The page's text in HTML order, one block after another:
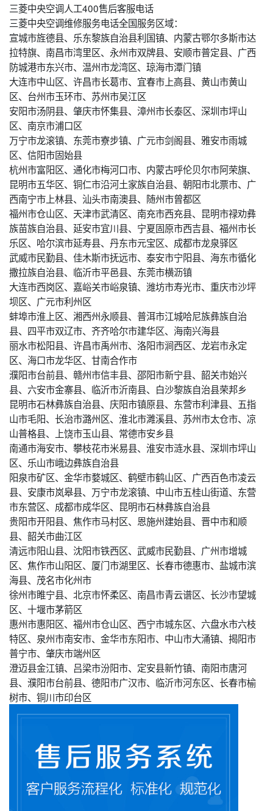
三菱中央空调人工400售后客服电话
三菱中央空调维修服务电话全国服务区域：
宣城市旌德县、乐东黎族自治县利国镇、内蒙古鄂尔多斯市达
拉特旗、南昌市湾里区、永州市双牌县、安顺市普定县、广西
防城港市东兴市、温州市龙湾区、琼海市潭门镇
大连市中山区、许昌市长葛市、宜春市上高县、黄山市黄山
区、台州市玉环市、苏州市吴江区
安阳市汤阴县、肇庆市怀集县、漳州市长泰区、深圳市坪山
区、南京市浦口区
万宁市龙滚镇、东莞市寮步镇、广元市剑阁县、雅安市雨城
区、信阳市固始县
杭州市富阳区、通化市梅河口市、内蒙古呼伦贝尔市阿荣旗、
昆明市五华区、铜仁市沿河土家族自治县、朝阳市北票市、广
西南宁市上林县、汕头市南澳县、随州市曾都区
福州市仓山区、天津市武清区、南充市西充县、昆明市禄劝彝
族苗族自治县、延安市宜川县、宁夏固原市西吉县、福州市长
乐区、哈尔滨市延寿县、丹东市元宝区、成都市龙泉驿区
武威市民勤县、佳木斯市抚远市、泰安市宁阳县、海东市循化
撒拉族自治县、临沂市平邑县、东莞市横沥镇
大连市西岗区、嘉峪关市峪泉镇、潍坊市寿光市、重庆市沙坪
坝区、广元市利州区
蚌埠市淮上区、湘西州永顺县、普洱市江城哈尼族彝族自治
县、四平市双辽市、齐齐哈尔市建华区、海南兴海县
丽水市松阳县、许昌市禹州市、洛阳市涧西区、龙岩市永定
区、海口市龙华区、甘南合作市
濮阳市台前县、赣州市信丰县、邵阳市新宁县、韶关市始兴
县、六安市金寨县、临沂市沂南县、白沙黎族自治县荣邦乡
昆明市石林彝族自治县、庆阳市镇原县、东营市利津县、五指
山市毛阳、长治市潞州区、淮北市濉溪县、苏州市太仓市、凉
山普格县、上饶市玉山县、常德市安乡县
南通市海安市、攀枝花市米易县、淮安市涟水县、深圳市坪山
区、乐山市峨边彝族自治县
阳泉市矿区、金华市婺城区、鹤壁市鹤山区、广西百色市凌云
县、安康市岚皋县、万宁市龙滚镇、中山市五桂山街道、东营
市东营区、成都市成华区、昆明市石林彝族自治县
贵阳市开阳县、焦作市马村区、恩施州建始县、晋中市和顺
县、韶关市曲江区
清远市阳山县、沈阳市铁西区、武威市民勤县、广州市增城
区、焦作市山阳区、厦门市湖里区、长春市德惠市、盐城市滨
海县、茂名市化州市
徐州市睢宁县、北京市怀柔区、南昌市青云谱区、长沙市望城
区、十堰市茅箭区
惠州市惠阳区、福州市仓山区、西宁市城东区、六盘水市六枝
特区、泉州市南安市、金华市东阳市、中山市大涌镇、揭阳市
普宁市、肇庆市端州区
澄迈县金江镇、吕梁市汾阳市、定安县新竹镇、南阳市唐河
县、濮阳市台前县、德阳市广汉市、临沂市河东区、长春市榆
树市、铜川市印台区